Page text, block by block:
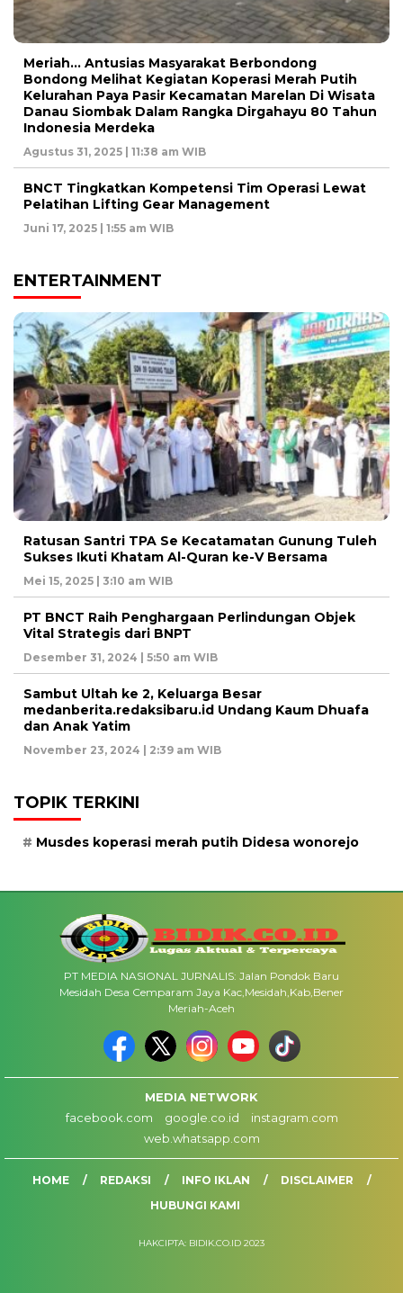
Meriah… Antusias Masyarakat Berbondong
Bondong Melihat Kegiatan Koperasi Merah Putih
Kelurahan Paya Pasir Kecamatan Marelan Di Wisata
Danau Siombak Dalam Rangka Dirgahayu 80 Tahun
Indonesia Merdeka
Agustus 31, 2025 | 11:38 am WIB
BNCT Tingkatkan Kompetensi Tim Operasi Lewat
Pelatihan Lifting Gear Management
Juni 17, 2025 | 1:55 am WIB
ENTERTAINMENT
Ratusan Santri TPA Se Kecatamatan Gunung Tuleh
Sukses Ikuti Khatam Al-Quran ke-V Bersama
Mei 15, 2025 | 3:10 am WIB
PT BNCT Raih Penghargaan Perlindungan Objek
Vital Strategis dari BNPT
Desember 31, 2024 | 5:50 am WIB
Sambut Ultah ke 2, Keluarga Besar
medanberita.redaksibaru.id Undang Kaum Dhuafa
dan Anak Yatim
November 23, 2024 | 2:39 am WIB
TOPIK TERKINI
Musdes koperasi merah putih Didesa wonorejo
PT MEDIA NASIONAL JURNALIS: Jalan Pondok Baru
Mesidah Desa Cemparam Jaya Kac,Mesidah,Kab,Bener
Meriah-Aceh
MEDIA NETWORK
facebook.com
google.co.id
instagram.com
web.whatsapp.com
HOME REDAKSI INFO IKLAN
DISCLAIMER
HUBUNGI KAMI
HAKCIPTA: BIDIK.CO.ID 2023